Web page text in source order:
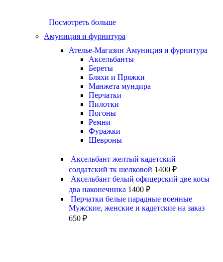
Посмотреть больше
Амуниция и фурнитура
Ателье-Магазин Амуниция и фурнитура
Аксельбанты
Береты
Бляхи и Пряжки
Манжета мундира
Перчатки
Пилотки
Погоны
Ремни
Фуражки
Шевроны
Аксельбант желтый кадетский
солдатский тк шелковой 1400 ₽
Аксельбант белый офицерский две косы
два наконечника 1400 ₽
Перчатки белые парадные военные
Мужские, женские и кадетские на заказ
650 ₽